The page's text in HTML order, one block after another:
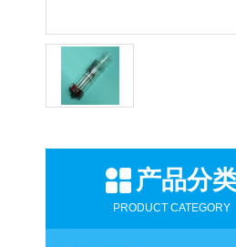
产品分
PRODUCT CATEGORY